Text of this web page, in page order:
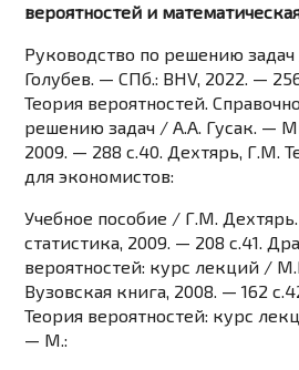
вероятностей и
Руководство по решению
Голубев. — СПб.: BHV, 2022. —
Теория вероятностей.
решению задач / А.А. Гусак. —
2009. — 288 c.40. Дехтярь, Г.М.
для экономистов:
Учебное пособие / Г.М.
статистика, 2009. — 208 c.41.
вероятностей: курс лекций /
Вузовская книга, 2008. — 162
Теория вероятностей: курс
— М.: